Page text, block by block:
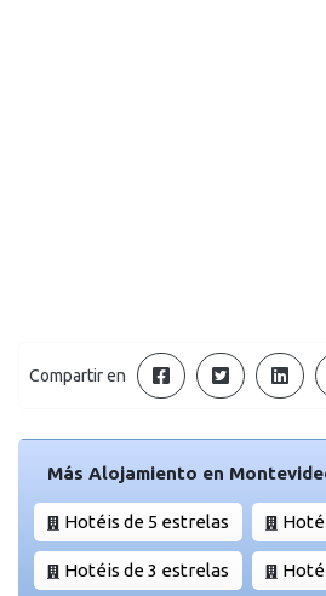
Compartir en
Más Alojamiento en
Hotéis de 5 estrelas
Hotéis de 3 estrelas